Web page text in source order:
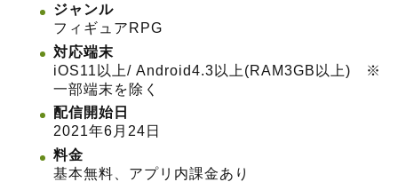
ジャンル
フィギュアRPG
対応端末
iOS11以上/ Android4.3以上(RAM3GB以上) ※
一部端末を除く
配信開始日
2021年6月24日
料金
基本無料、アプリ内課金あり